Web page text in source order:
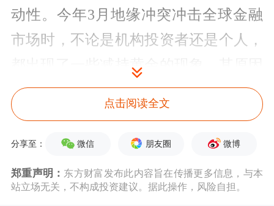
动性。今年3月地缘冲突冲击全球金融
市场时，不论是机构投资者还是个人，
都出现了一些减持黄金的现象，其原因
是黄金行情稳健且市场流动性充足，卖
出变现可弥补其他投资板块的亏损缺
口。总体上看，央行长期配置黄金的逻
辑并未出现方向性改变。
点击阅读全文
分享至： 微信 朋友圈 微博
郑重声明： 东方财富发布此内容旨在传播更多信息，与本
站立场无关，不构成投资建议。据此操作，风险自担。